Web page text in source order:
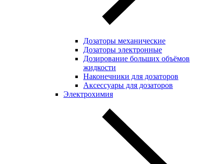
Дозаторы механические
Дозаторы электронные
Дозирование больших объёмов
жидкости
Наконечники для дозаторов
Аксессуары для дозаторов
Электрохимия